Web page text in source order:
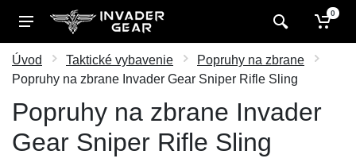
0
Úvod Taktické vybavenie
Popruhy na zbrane
Popruhy na zbrane Invader Gear Sniper Rifle Sling
Popruhy na zbrane Invader
Gear Sniper Rifle Sling